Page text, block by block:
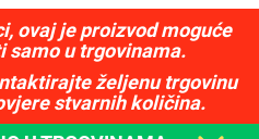
ovaj je proizvod moguće
samo u trgovinama.
željenu trgovinu
stvarnih količina.